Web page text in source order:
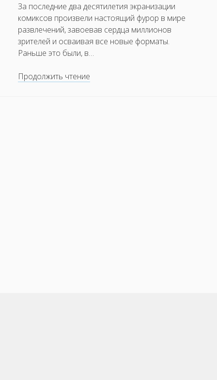
За последние два десятилетия экранизации
комиксов произвели настоящий фурор в мире
развлечений, завоевав сердца миллионов
зрителей и осваивая все новые форматы.
Раньше это были, в…
Продолжить чтение